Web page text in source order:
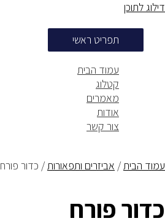
דילוג לתוכן
תפריט ראשי
עמוד הבית
קטלוג
מאמרים
אודות
צור קשר
עמוד הבית/ אביזרים ותפאורות/ כדור פורח
כדור פורח